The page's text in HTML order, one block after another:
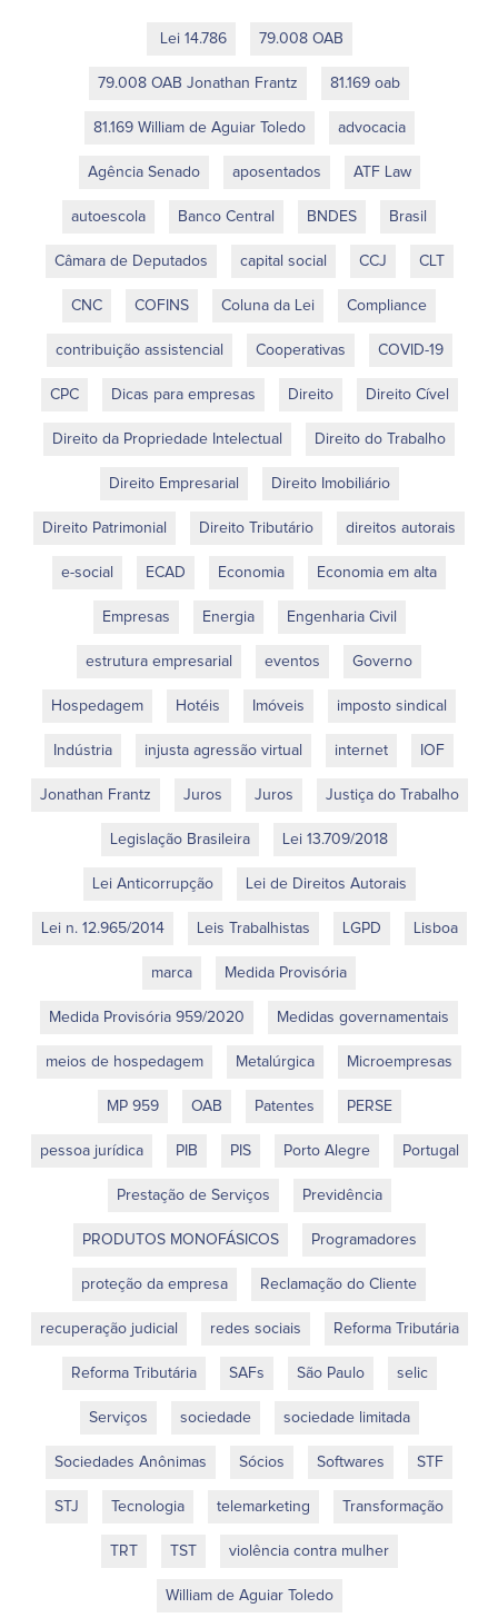
Lei 14.786 79.008 OAB
79.008 OAB Jonathan Frantz 81.169 oab
81.169 William de Aguiar Toledo advocacia
Agência Senado aposentados ATF Law
autoescola Banco Central BNDES Brasil
Câmara de Deputados capital social CCJ CLT
CNC COFINS Coluna da Lei Compliance
contribuição assistencial Cooperativas COVID-19
CPC Dicas para empresas Direito Direito Cível
Direito da Propriedade Intelectual Direito do Trabalho
Direito Empresarial Direito Imobiliário
Direito Patrimonial Direito Tributário direitos autorais
e-social ECAD Economia Economia em alta
Empresas Energia Engenharia Civil
estrutura empresarial eventos Governo
Hospedagem Hotéis Imóveis imposto sindical
Indústria injusta agressão virtual internet IOF
Jonathan Frantz Juros Juros Justiça do Trabalho
Legislação Brasileira Lei 13.709/2018
Lei Anticorrupção Lei de Direitos Autorais
Lei n. 12.965/2014 Leis Trabalhistas LGPD Lisboa
marca Medida Provisória
Medida Provisória 959/2020 Medidas governamentais
meios de hospedagem Metalúrgica Microempresas
MP 959 OAB Patentes PERSE
pessoa jurídica PIB PIS Porto Alegre Portugal
Prestação de Serviços Previdência
PRODUTOS MONOFÁSICOS Programadores
proteção da empresa Reclamação do Cliente
recuperação judicial redes sociais Reforma Tributária
Reforma Tributária SAFs São Paulo selic
Serviços sociedade sociedade limitada
Sociedades Anônimas Sócios Softwares STF
STJ Tecnologia telemarketing Transformação
TRT TST violência contra mulher
William de Aguiar Toledo